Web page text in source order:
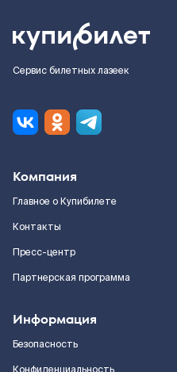
Сервис билетных лазеек
Компания
Главное о Купибилете
Контакты
Пресс-центр
Партнерская программа
Информация
Безопасность